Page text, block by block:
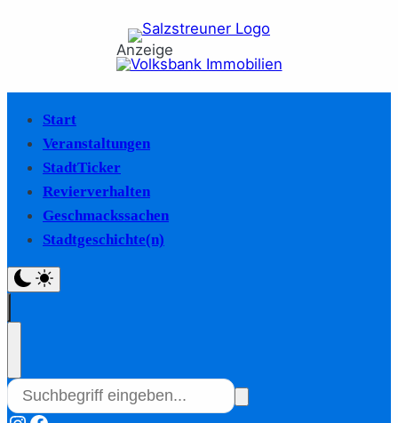
Anzeige
Start
Veranstaltungen
StadtTicker
Revierverhalten
Geschmackssachen
Stadtgeschichte(n)